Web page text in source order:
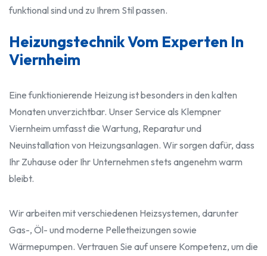
funktional sind und zu Ihrem Stil passen.
Heizungstechnik Vom Experten In
Viernheim
Eine funktionierende Heizung ist besonders in den kalten
Monaten unverzichtbar. Unser Service als Klempner
Viernheim umfasst die Wartung, Reparatur und
Neuinstallation von Heizungsanlagen. Wir sorgen dafür, dass
Ihr Zuhause oder Ihr Unternehmen stets angenehm warm
bleibt.
Wir arbeiten mit verschiedenen Heizsystemen, darunter
Gas-, Öl- und moderne Pelletheizungen sowie
Wärmepumpen. Vertrauen Sie auf unsere Kompetenz, um die